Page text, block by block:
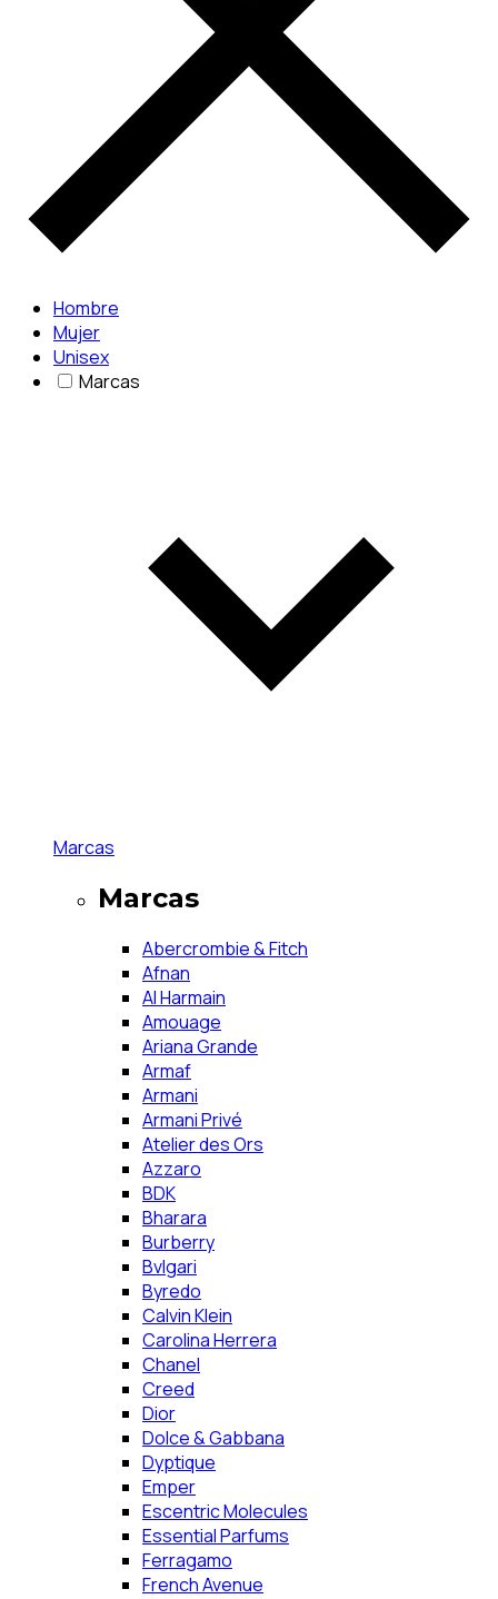
Hombre
Mujer
Unisex
Marcas
Marcas
Marcas
Abercrombie & Fitch
Afnan
Al Harmain
Amouage
Ariana Grande
Armaf
Armani
Armani Privé
Atelier des Ors
Azzaro
BDK
Bharara
Burberry
Bvlgari
Byredo
Calvin Klein
Carolina Herrera
Chanel
Creed
Dior
Dolce & Gabbana
Dyptique
Emper
Escentric Molecules
Essential Parfums
Ferragamo
French Avenue